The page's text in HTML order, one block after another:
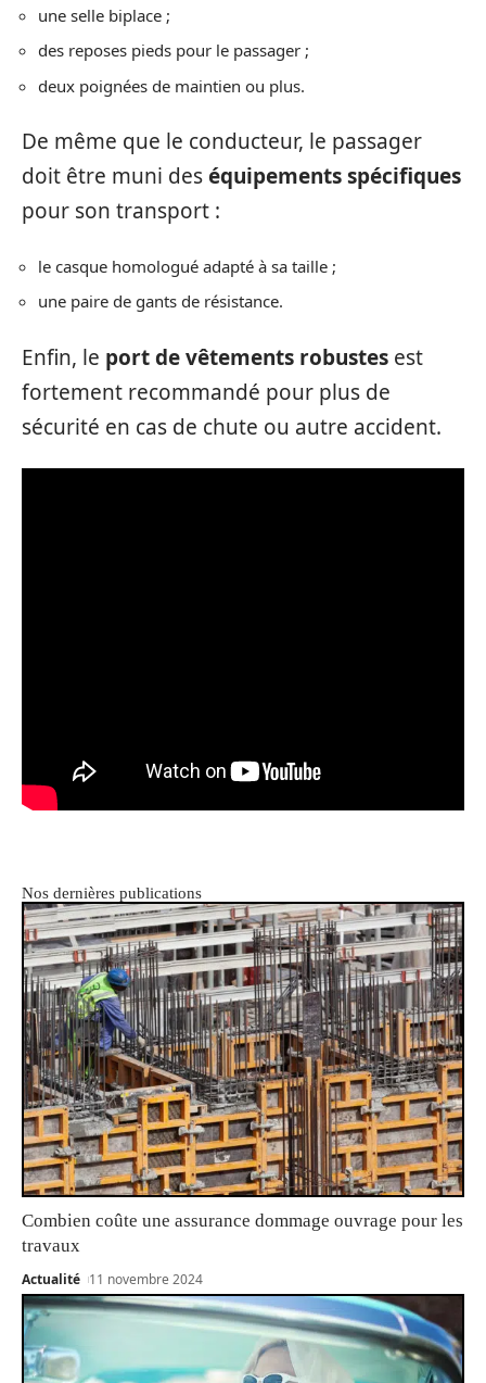
une selle biplace ;
des reposes pieds pour le passager ;
deux poignées de maintien ou plus.
De même que le conducteur, le passager
doit être muni deséquipements spécifiques
pour son transport :
le casque homologué adapté à sa taille ;
une paire de gants de résistance.
Enfin, le port de vêtements robustes est
fortement recommandé pour plus de
sécurité en cas de chute ou autre accident.
Nos dernières publications
Combien coûte une assurance dommage ouvrage pour les
travaux
Actualité 11 novembre 2024